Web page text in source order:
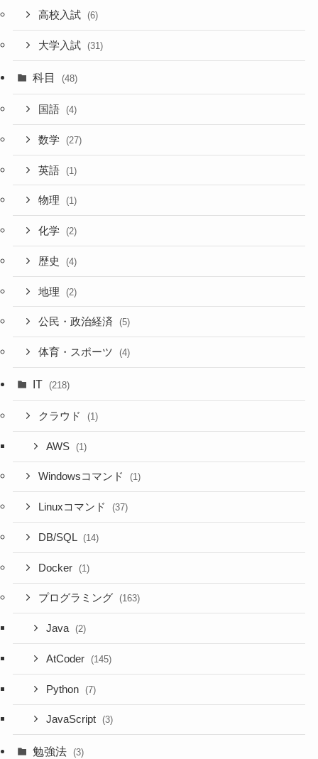
高校入試 (6)
大学入試 (31)
科目 (48)
国語 (4)
数学 (27)
英語 (1)
物理 (1)
化学 (2)
歴史 (4)
地理 (2)
公民・政治経済 (5)
体育・スポーツ (4)
IT (218)
クラウド (1)
AWS (1)
Windowsコマンド (1)
Linuxコマンド (37)
DB/SQL (14)
Docker (1)
プログラミング (163)
Java (2)
AtCoder (145)
Python (7)
JavaScript (3)
勉強法 (3)